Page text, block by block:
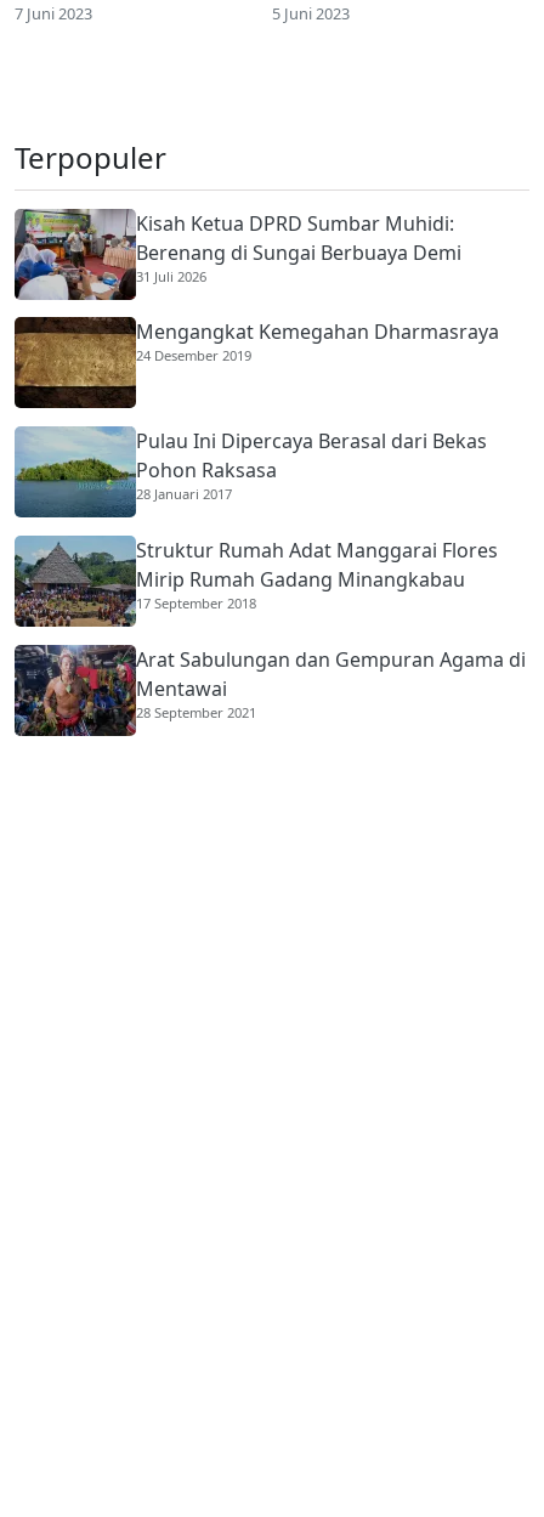
7 Juni 2023 5 Juni 2023
Terpopuler
Kisah Ketua DPRD Sumbar Muhidi:
Berenang di Sungai Berbuaya Demi
Membantu Ekonomi Orang Tua
31 Juli 2026
Mengangkat Kemegahan Dharmasraya
24 Desember 2019
Pulau Ini Dipercaya Berasal dari Bekas
Pohon Raksasa
28 Januari 2017
Struktur Rumah Adat Manggarai Flores
Mirip Rumah Gadang Minangkabau
17 September 2018
Arat Sabulungan dan Gempuran Agama di
Mentawai
28 September 2021